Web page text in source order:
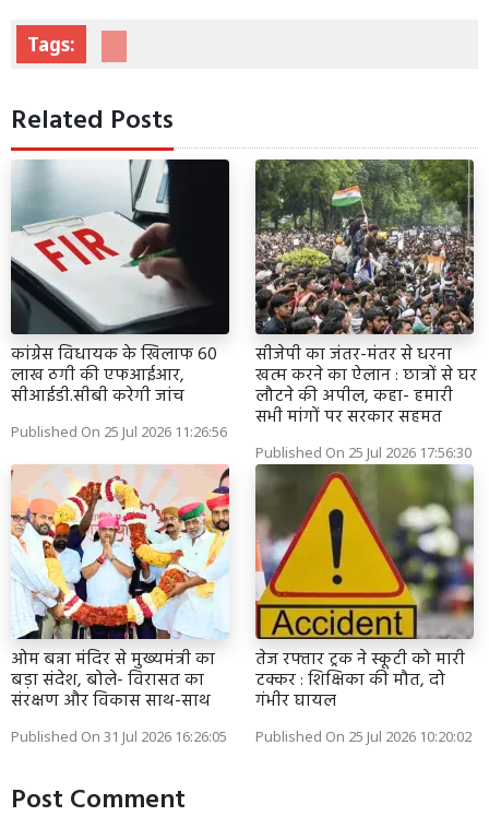
Tags:
Related Posts
कांग्रेस विधायक के खिलाफ 60
लाख ठगी की एफआईआर,
सीआईडी.सीबी करेगी जांच
Published On 25 Jul 2026 11:26:56
सीजेपी का जंतर-मंतर से धरना
खत्म करने का ऐलान : छात्रों से घर
लौटने की अपील, कहा- हमारी
सभी मांगों पर सरकार सहमत
Published On 25 Jul 2026 17:56:30
ओम बन्ना मंदिर से मुख्यमंत्री का
बड़ा संदेश, बोले- विरासत का
संरक्षण और विकास साथ-साथ
Published On 31 Jul 2026 16:26:05
तेज रफ्तार ट्रक ने स्कूटी को मारी
टक्कर : शिक्षिका की मौत, दो
गंभीर घायल
Published On 25 Jul 2026 10:20:02
Post Comment